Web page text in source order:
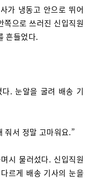
가 냉동고 안으로 뛰어
쪽으로 쓰러진 신입직원
흔들었다.
. 눈알을 굴려 배송 기
줘서 정말 고마워요.”
시 물러섰다. 신입직원
르게 배송 기사의 눈을